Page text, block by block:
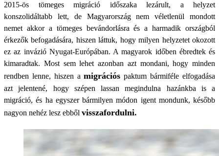
2015-ös tömeges migráció időszaka lezárult, a helyzet
konszolidáltabb lett, de Magyarország nem véletlenül mondott
nemet akkor a tömeges bevándorlásra és a harmadik országból
érkezők befogadására, hiszen láttuk, hogy milyen helyzetet okozott
ez az invázió Nyugat-Európában. A magyarok időben ébredtek és
kimaradtak. Most sem lehet azonban azt mondani, hogy minden
rendben lenne, hiszen amigrációs paktum bármiféle elfogadása
azt jelentené, hogy szépen lassan megindulna hazánkba is a
migráció, és ha egyszer bármilyen módon igent mondunk, később
nagyon nehéz lesz ebből visszafordulni.